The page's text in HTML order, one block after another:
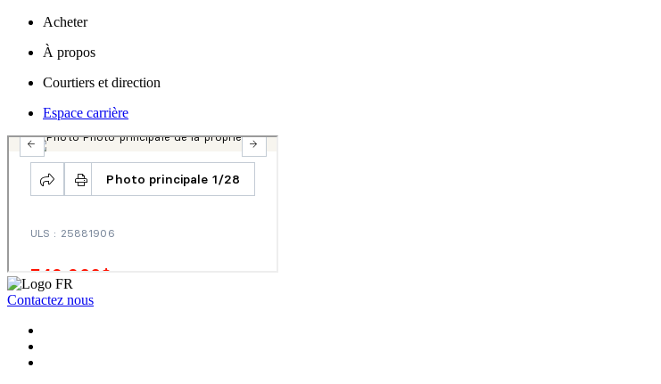
Acheter
À propos
Courtiers et direction
Espace carrière
Contactez nous